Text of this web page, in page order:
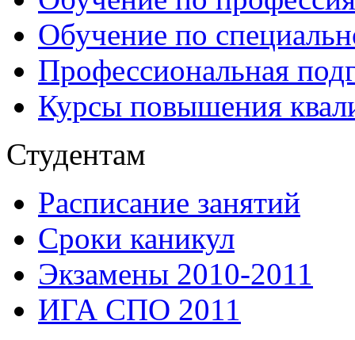
Обучение по
Профессиональная
Курсы повышения
Студентам
Расписание занятий
Сроки каникул
Экзамены 2010-2011
ИГА СПО 2011